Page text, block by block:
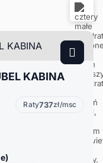
KABINA
Raty737zł/msc